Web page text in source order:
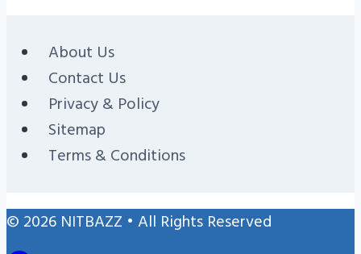
About Us
Contact Us
Privacy & Policy
Sitemap
Terms & Conditions
© 2026 NITBAZZ • All Rights Reserved